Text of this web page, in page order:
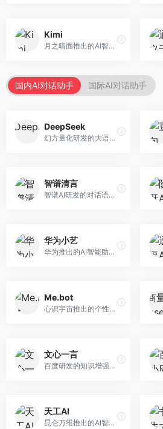
Kimi
月之暗面推出的AI智能助手，核心优势在于超长文本处理能力，支持20万字以上文档分析。面向学术研究者、职场人士和内容创作者，提供文档解读、PPT生成、联网搜索等综合服务。
国内AI对话助手 国际AI对话助手
DeepSeek
幻方量化研发的大语言模型平台，专注于深度推理和代码生成能力。面向开发者、研究人员和技术爱好者，提供强大的逻辑推理和数学计算功能，开源生态完善，API接口友好。
智谱清言
智谱AI研发的对话语言模型，支持中英双语交互。面向中文用户和开发者，提供知识问答、代码编写、文档解读等服务，开源生态完善，学术研究背景深厚。
华为小艺
华为推出的AI智能助手网页端，深度整合鸿蒙生态和华为云服务。面向华为设备用户，支持语音交互、智能问答、设备控制等功能，与华为硬件生态无缝衔接。
Me.bot
心识宇宙推出的个性化AI伴侣，专注于情感交互和个人助理服务。面向个人用户，支持日程管理、情感陪伴、知识问答等功能，交互体验人性化。
文心一言
百度研发的知识增强大语言模型，深度融合百度知识图谱和搜索能力。面向中文用户，提供知识问答、文本创作、逻辑推理等服务，中文语境理解准确，知识覆盖面广。
天工AI
昆仑万维推出的AI智能助手，集成搜索、对话、创作等多种能力。面向普通用户和内容创作者，支持联网搜索、文本生成、图像理解等功能，响应速度快，免费使用。